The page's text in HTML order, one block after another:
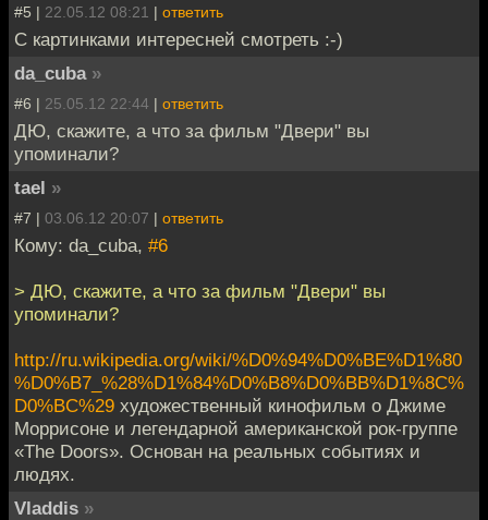
#5 | 22.05.12 08:21 | ответить
С картинками интересней смотреть :-)
da_cuba »
#6 | 25.05.12 22:44 | ответить
ДЮ, скажите, а что за фильм "Двери" вы
упоминали?
tael »
#7 | 03.06.12 20:07 | ответить
Кому: da_cuba, #6
> ДЮ, скажите, а что за фильм "Двери" вы
упоминали?
http://ru.wikipedia.org/wiki/%D0%94%D0%BE%D1%80
%D0%B7_%28%D1%84%D0%B8%D0%BB%D1%8C%
D0%BC%29 художественный кинофильм о Джиме
Моррисоне и легендарной американской рок-группе
«The Doors». Основан на реальных событиях и
людях.
Vladdis »